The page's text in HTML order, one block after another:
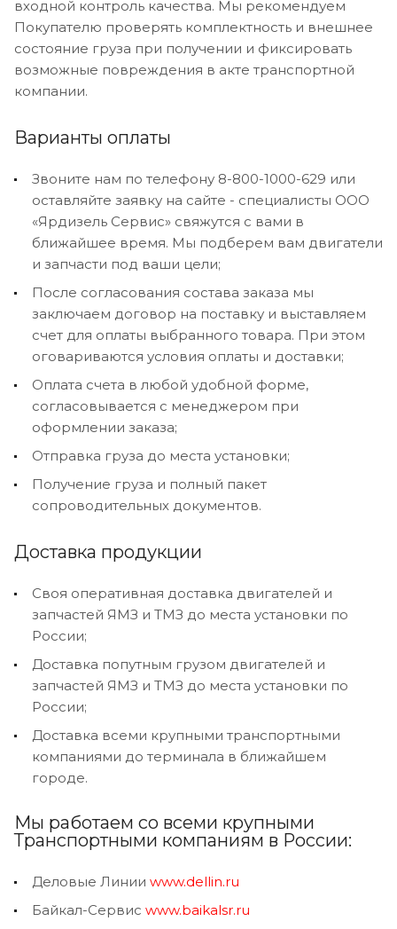
входной контроль качества. Мы рекомендуем
Покупателю проверять комплектность и внешнее
состояние груза при получении и фиксировать
возможные повреждения в акте транспортной
компании.
Варианты оплаты
Звоните нам по телефону 8-800-1000-629 или
оставляйте заявку на сайте - специалисты ООО
«Ярдизель Сервис» свяжутся с вами в
ближайшее время. Мы подберем вам двигатели
и запчасти под ваши цели;
После согласования состава заказа мы
заключаем договор на поставку и выставляем
счет для оплаты выбранного товара. При этом
оговариваются условия оплаты и доставки;
Оплата счета в любой удобной форме,
согласовывается с менеджером при
оформлении заказа;
Отправка груза до места установки;
Получение груза и полный пакет
сопроводительных документов.
Доставка продукции
Своя оперативная доставка двигателей и
запчастей ЯМЗ и ТМЗ до места установки по
России;
Доставка попутным грузом двигателей и
запчастей ЯМЗ и ТМЗ до места установки по
России;
Доставка всеми крупными транспортными
компаниями до терминала в ближайшем
городе.
Мы работаем со всеми крупными
Транспортными компаниям в России:
Деловые Линии www.dellin.ru
Байкал-Сервис www.baikalsr.ru